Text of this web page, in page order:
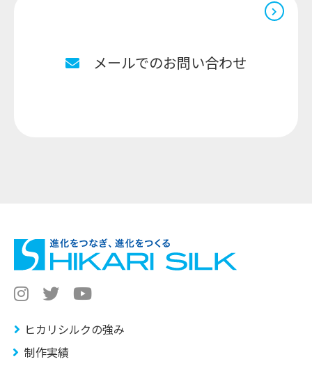
メールでのお問い合わせ
ヒカリシルクの強み
制作実績